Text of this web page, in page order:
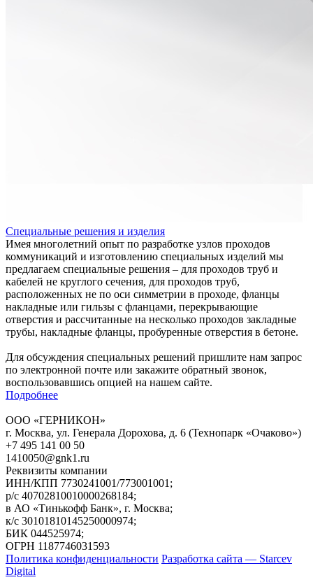
Специальные решения и изделия
Имея многолетний опыт по разработке узлов проходов
коммуникаций и изготовлению специальных изделий мы
предлагаем специальные решения – для проходов труб и
кабелей не круглого сечения, для проходов труб,
расположенных не по оси симметрии в проходе, фланцы
накладные или гильзы с фланцами, перекрывающие
отверстия и рассчитанные на несколько проходов закладные
трубы, накладные фланцы, пробуренные отверстия в бетоне.
Для обсуждения специальных решений пришлите нам запрос
по электронной почте или закажите обратный звонок,
воспользовавшись опцией на нашем сайте.
Подробнее
ООО «ГЕРНИКОН»
г. Москва, ул. Генерала Дорохова, д. 6 (Технопарк «Очаково»)
+7 495 141 00 50
1410050@gnk1.ru
Реквизиты компании
ИНН/КПП 7730241001/773001001;
р/c 40702810010000268184;
в АО «Тинькофф Банк», г. Москва;
к/с 30101810145250000974;
БИК 044525974;
ОГРН 1187746031593
Политика конфиденциальности Разработка сайта — Starcev
Digital